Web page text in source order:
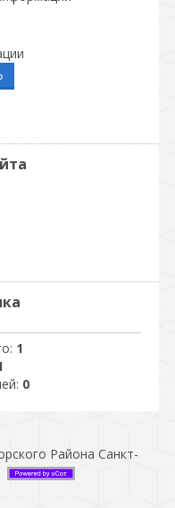
1
0
Района Санкт-